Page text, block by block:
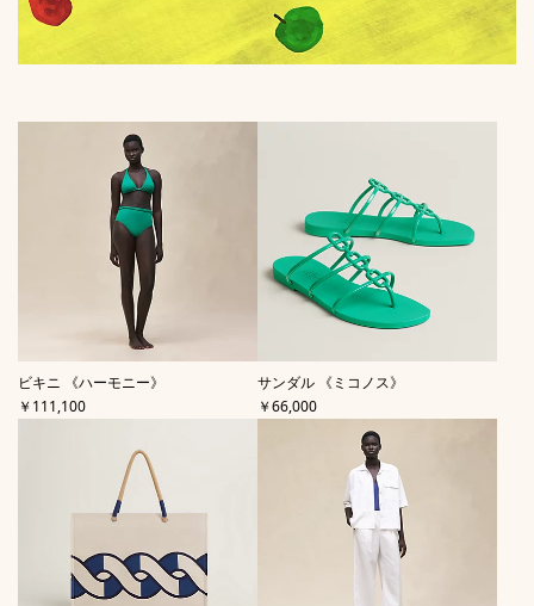
ビキニ 《ハーモニー》
,
価格
￥111,100
サンダル 《ミコノス》
,
価格
￥66,000